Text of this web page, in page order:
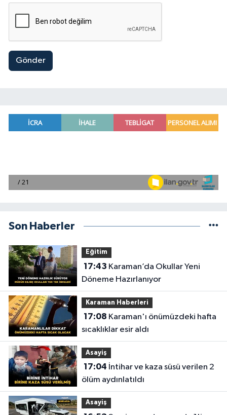
Gönder
Son Haberler
Eğitim
17:43
Döneme Hazırlanıyor
Karaman Haberleri
17:08
sıcaklıklar esir aldı
Asayiş
17:04
ölüm aydınlatıldı
Asayiş